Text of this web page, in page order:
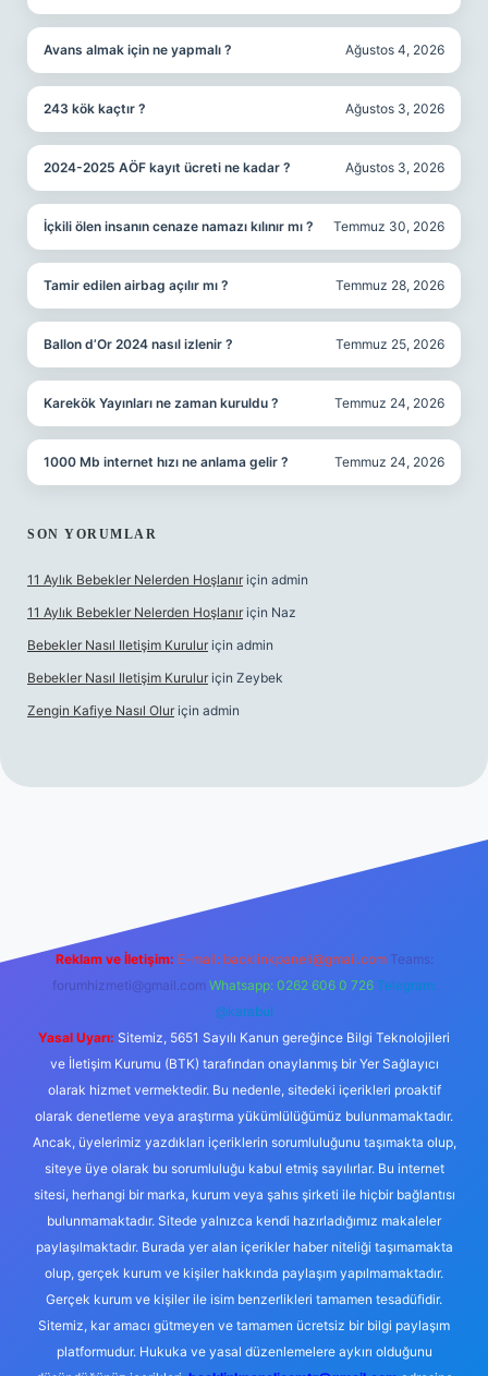
Avans almak için ne yapmalı ? Ağustos 4, 2026
243 kök kaçtır ? Ağustos 3, 2026
2024-2025 AÖF kayıt ücreti ne kadar ? Ağustos 3, 2026
İçkili ölen insanın cenaze namazı kılınır mı ? Temmuz 30, 2026
Tamir edilen airbag açılır mı ? Temmuz 28, 2026
Ballon d’Or 2024 nasıl izlenir ? Temmuz 25, 2026
Karekök Yayınları ne zaman kuruldu ? Temmuz 24, 2026
1000 Mb internet hızı ne anlama gelir ? Temmuz 24, 2026
SON YORUMLAR
11 Aylık Bebekler Nelerden Hoşlanır için admin
11 Aylık Bebekler Nelerden Hoşlanır için Naz
Bebekler Nasıl Iletişim Kurulur için admin
Bebekler Nasıl Iletişim Kurulur için Zeybek
Zengin Kafiye Nasıl Olur için admin
betexper
Reklam ve İletişim: E-mail: backlinkpaneli@gmail.com Teams:
forumhizmeti@gmail.com Whatsapp: 0262 606 0 726 Telegram:
@karabul
Yasal Uyarı: Sitemiz, 5651 Sayılı Kanun gereğince Bilgi Teknolojileri
ve İletişim Kurumu (BTK) tarafından onaylanmış bir Yer Sağlayıcı
olarak hizmet vermektedir. Bu nedenle, sitedeki içerikleri proaktif
olarak denetleme veya araştırma yükümlülüğümüz bulunmamaktadır.
Ancak, üyelerimiz yazdıkları içeriklerin sorumluluğunu taşımakta olup,
siteye üye olarak bu sorumluluğu kabul etmiş sayılırlar. Bu internet
sitesi, herhangi bir marka, kurum veya şahıs şirketi ile hiçbir bağlantısı
bulunmamaktadır. Sitede yalnızca kendi hazırladığımız makaleler
paylaşılmaktadır. Burada yer alan içerikler haber niteliği taşımamakta
olup, gerçek kurum ve kişiler hakkında paylaşım yapılmamaktadır.
Gerçek kurum ve kişiler ile isim benzerlikleri tamamen tesadüfidir.
Sitemiz, kar amacı gütmeyen ve tamamen ücretsiz bir bilgi paylaşım
platformudur. Hukuka ve yasal düzenlemelere aykırı olduğunu